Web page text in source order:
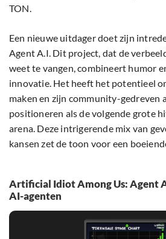
TON.
Een nieuwe uitdager doet zijn
Agent A.I. Dit project, dat de
weet te vangen, combineert humor
innovatie. Het heeft het potentieel
maken en zijn community-gedreven
positioneren als de volgende grote
arena. Deze intrigerende mix van
kansen zet de toon voor een
Artificial Idiot Among Us: Agent
AI-agenten